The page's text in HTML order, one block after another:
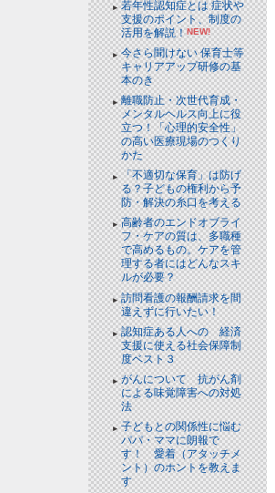
若年性認知症とは 症状や
支援のポイント、制度の
活用を解説！NEW!
今さら聞けない 保育士等
キャリアアップ研修の基
本のき
離職防止・次世代育成・
メンタルヘルス向上に役
立つ！「心理的安全性」
の高い医療現場のつくり
かた
「不適切な保育」は防げ
る？子どもの権利から予
防・解決の糸口を考える
高齢者のエンドオブライ
フ・ケアの質は、多職種
で高めるもの。ケアを管
理する者にはどんなスキ
ルが必要？
訪問看護の報酬請求を間
違えずに行いたい！
認知症ある人への 経済
支援に使える社会保障制
度ベスト３
がんについて 抗がん剤
による味覚障害への対処
法
子どもとの関係性に悩む
パパ・ママに朗報で
す！ 愛着（アタッチメ
ント）のホントを教えま
す